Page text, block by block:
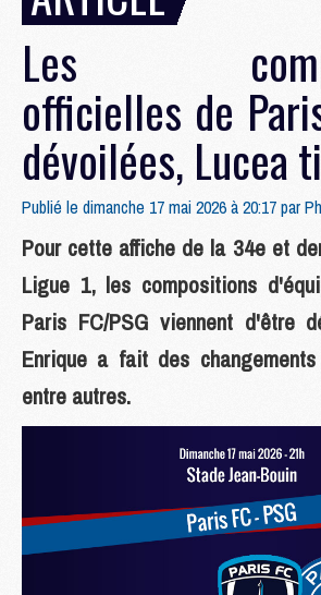
Les
officielles de
dévoilées, Lucea
Publié le dimanche 17 mai 2026 à 20:17 par
Pour cette affiche de la 34e et
Ligue 1, les compositions
Paris FC/PSG viennent d'être
Enrique a fait des
entre autres.